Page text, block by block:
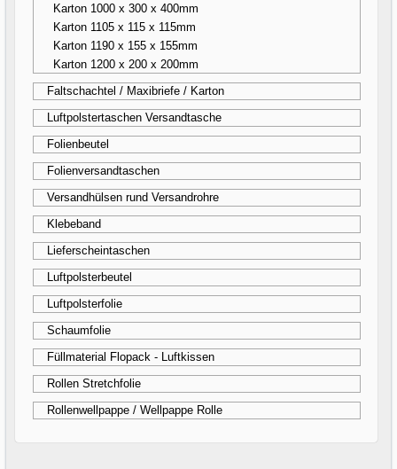
Karton 1000 x 300 x 400mm
Karton 1105 x 115 x 115mm
Karton 1190 x 155 x 155mm
Karton 1200 x 200 x 200mm
Faltschachtel / Maxibriefe / Karton
Luftpolstertaschen Versandtasche
Folienbeutel
Folienversandtaschen
Versandhülsen rund Versandrohre
Klebeband
Lieferscheintaschen
Luftpolsterbeutel
Luftpolsterfolie
Schaumfolie
Füllmaterial Flopack - Luftkissen
Rollen Stretchfolie
Rollenwellpappe / Wellpappe Rolle